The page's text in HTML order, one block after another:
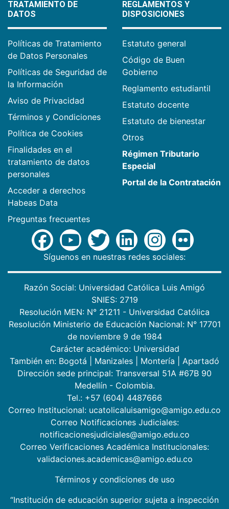
TRATAMIENTO DE
DATOS
Políticas de Tratamiento
de Datos Personales
Políticas de Seguridad de
la Información
Aviso de Privacidad
Términos y Condiciones
Política de Cookies
Finalidades en el
tratamiento de datos
personales
Acceder a derechos
Habeas Data
Preguntas frecuentes
REGLAMENTOS Y
DISPOSICIONES
Estatuto general
Código de Buen
Gobierno
Reglamento estudiantil
Estatuto docente
Estatuto de bienestar
Otros
Régimen Tributario
Especial
Portal de la Contratación
Síguenos en nuestras redes sociales:
Razón Social: Universidad Católica Luis Amigó
SNIES: 2719
Resolución MEN: N° 21211 - Universidad Católica
Resolución Ministerio de Educación Nacional: N° 17701
de noviembre 9 de 1984
Carácter académico: Universidad
También en: Bogotá Manizales Montería
Apartadó
Dirección sede principal: Transversal 51A #67B 90
Medellín - Colombia.
Tel.: +57 (604) 4487666
Correo Institucional: ucatolicaluisamigo@amigo.edu.co
Correo Notificaciones Judiciales:
notificacionesjudiciales@amigo.edu.co
Correo Verificaciones Académica Institucionales:
validaciones.academicas@amigo.edu.co
Términos y condiciones de uso
“Institución de educación superior sujeta a inspección